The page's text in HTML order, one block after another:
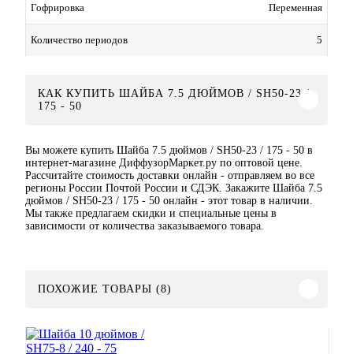
Гофрировка Переменная
Количество периодов 5
КАК КУПИТЬ ШАЙБА 7.5 ДЮЙМОВ / SH50-23 /
175 - 50
Вы можете купить Шайба 7.5 дюймов / SH50-23 / 175 - 50 в
интернет-магазине ДиффузорМаркет.ру по оптовой цене.
Рассчитайте стоимость доставки онлайн - отправляем во все
регионы России Почтой России и СДЭК. Закажите Шайба 7.5
дюймов / SH50-23 / 175 - 50 онлайн - этот товар в наличии.
Мы также предлагаем скидки и специальные цены в
зависимости от количества заказываемого товара.
ПОХОЖИЕ ТОВАРЫ (8)